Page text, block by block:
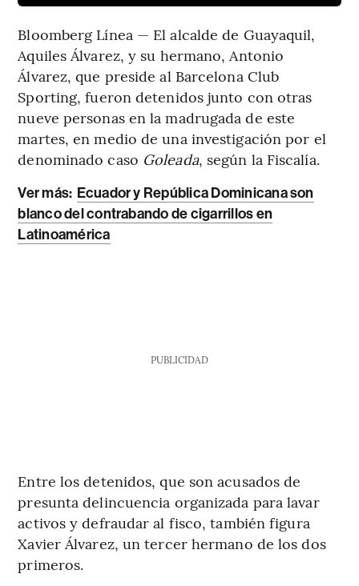
Bloomberg Línea — El alcalde de Guayaquil,
Aquiles Álvarez, y su hermano, Antonio
Álvarez, que preside al Barcelona Club
Sporting, fueron detenidos junto con otras
nueve personas en la madrugada de este
martes, en medio de una investigación por el
denominado caso Goleada, según la Fiscalía.
Ver más: Ecuador y República Dominicana son
blanco del contrabando de cigarrillos en
Latinoamérica
PUBLICIDAD
Entre los detenidos, que son acusados de
presunta delincuencia organizada para lavar
activos y defraudar al fisco, también figura
Xavier Álvarez, un tercer hermano de los dos
primeros.